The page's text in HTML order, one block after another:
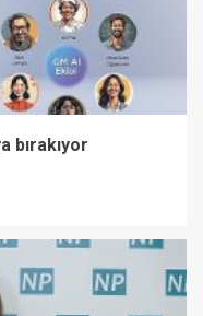
bırakıyor